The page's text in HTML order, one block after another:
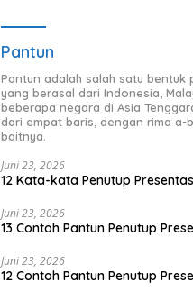
Pantun
Pantun adalah salah satu bentuk
yang berasal dari Indonesia,
beberapa negara di Asia
dari empat baris, dengan rima a-
baitnya.
Juni 23, 2026
12 Kata-kata Penutup
Juni 23, 2026
13 Contoh Pantun Penutup
Juni 23, 2026
12 Contoh Pantun Penutup